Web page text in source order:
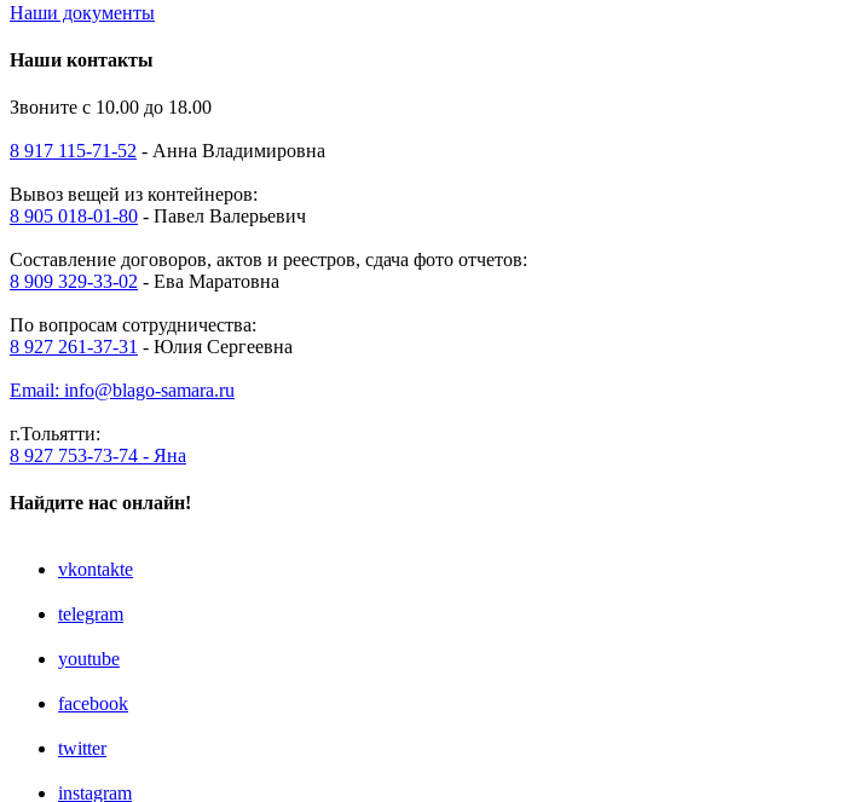
Наши документы
Наши контакты
Звоните с 10.00 до 18.00
8 917 115-71-52 - Анна Владимировна
Вывоз вещей из контейнеров:
8 905 018-01-80 - Павел Валерьевич
Составление договоров, актов и реестров, сдача фото отчетов:
8 909 329-33-02 - Ева Маратовна
По вопросам сотрудничества:
8 927 261-37-31 - Юлия Сергеевна
Email: info@blago-samara.ru
г.Тольятти:
8 927 753-73-74 - Яна
Найдите нас онлайн!
vkontakte
telegram
youtube
facebook
twitter
instagram